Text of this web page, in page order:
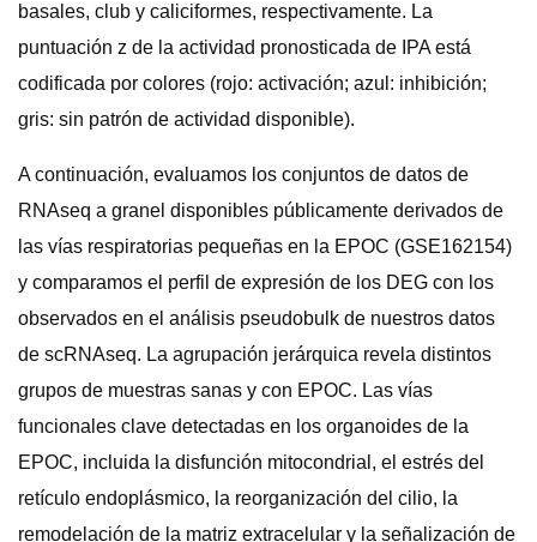
basales, club y caliciformes, respectivamente. La
puntuación z de la actividad pronosticada de IPA está
codificada por colores (rojo: activación; azul: inhibición;
gris: sin patrón de actividad disponible).
A continuación, evaluamos los conjuntos de datos de
RNAseq a granel disponibles públicamente derivados de
las vías respiratorias pequeñas en la EPOC (GSE162154)
y comparamos el perfil de expresión de los DEG con los
observados en el análisis pseudobulk de nuestros datos
de scRNAseq. La agrupación jerárquica revela distintos
grupos de muestras sanas y con EPOC. Las vías
funcionales clave detectadas en los organoides de la
EPOC, incluida la disfunción mitocondrial, el estrés del
retículo endoplásmico, la reorganización del cilio, la
remodelación de la matriz extracelular y la señalización de